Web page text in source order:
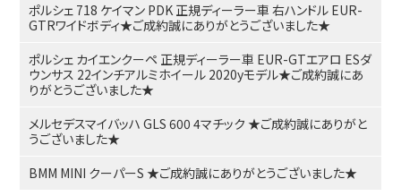
ポルシェ 718 ケイマン PDK 正規ディーラー車 右ハンドル EUR-
GTRワイドボディ★ご成約誠にありがとうございました★
ポルシェ カイエンクーペ 正規ディーラー車 EUR-GTエアロ ESダ
ウンサス 22インチアルミホイール 2020yモデル★ご成約誠にあ
りがとうございました★
メルセデスマイバッハ GLS 600 4マチック ★ご成約誠にありがと
うございました★
BMM MINI クーパーS ★ご成約誠にありがとうございました★